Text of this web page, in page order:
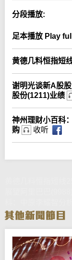
分段播放:
足本播放 Play
黄德几料恒指短
谢明光谈新A股
股份(1211)业绩
神州理财小百科
购
收听